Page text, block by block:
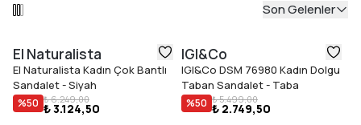
Son Gelenler
El Naturalista
El Naturalista Kadın Çok Bantlı
Sandalet - Siyah
%50 ₺ 6.249,00
₺ 3.124,50
IGI&Co
IGI&Co DSM 76980 Kadın Dolgu
Taban Sandalet - Taba
%50 ₺ 5.499,00
₺ 2.749,50